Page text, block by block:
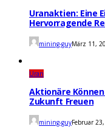
Uranaktien: Eine
Hervorragende
mining-guyMärz 11,
Uran
Aktionäre
Zukunft Freuen
mining-guyFebruar